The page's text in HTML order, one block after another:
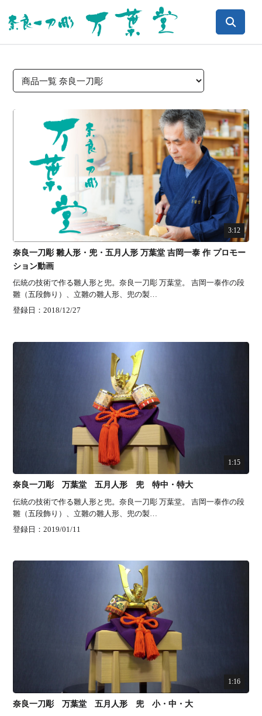
3:12
奈良一刀彫 雛人形・兜・五月人形 万葉堂 吉岡一泰 作 プロモー
ション動画
伝統の技術で作る雛人形と兜。奈良一刀彫 万葉堂。 吉岡一泰作の段
雛（五段飾り）、立雛の雛人形、兜の製…
登録日：2018/12/27
1:15
奈良一刀彫 万葉堂 五月人形 兜 特中・特大
伝統の技術で作る雛人形と兜。奈良一刀彫 万葉堂。 吉岡一泰作の段
雛（五段飾り）、立雛の雛人形、兜の製…
登録日：2019/01/11
1:16
奈良一刀彫 万葉堂 五月人形 兜 小・中・大